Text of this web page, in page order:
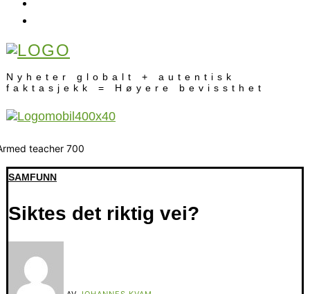
Nyheter globalt + autentisk
faktasjekk = Høyere bevissthet
SAMFUNN
Siktes det riktig vei?